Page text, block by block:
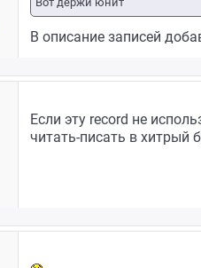
В описание записей
Если эту record не
читать-писать в хитрый